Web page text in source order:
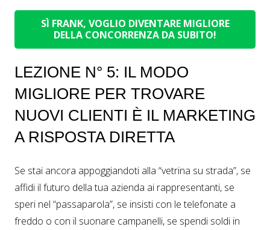
SÌ FRANK, VOGLIO DIVENTARE MIGLIORE
DELLA CONCORRENZA DA SUBITO!
LEZIONE N° 5: IL MODO
MIGLIORE PER TROVARE
NUOVI CLIENTI È IL MARKETING
A RISPOSTA DIRETTA
Se stai ancora appoggiandoti alla “vetrina su strada”, se
affidi il futuro della tua azienda ai rappresentanti, se
speri nel “passaparola”, se insisti con le telefonate a
freddo o con il suonare campanelli, se spendi soldi in